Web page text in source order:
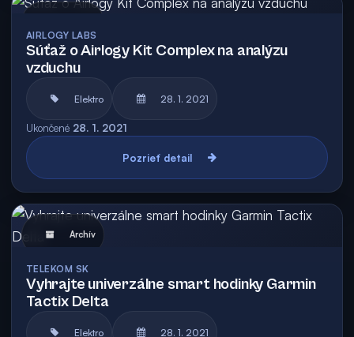
AIRLOGY LABS
Súťaž o Airlogy Kit Complex na analýzu
vzduchu
Elektro 28. 1. 2021
Ukončené 28. 1. 2021
Pozrieť detail
Archív
TELEKOM SK
Vyhrajte univerzálne smart hodinky Garmin
Tactix Delta
Elektro 28. 1. 2021